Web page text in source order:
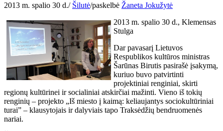
2013 m. spalio 30 d./ Šilutė/paskelbė Žaneta Jokužytė
2013 m. spalio 30 d., Klemensas
Stulga
Dar pavasarį Lietuvos
Respublikos kultūros ministras
Šarūnas Birutis pasirašė įsakymą,
kuriuo buvo patvirtinti
projektiniai renginiai, skirti
regionų kultūrinei ir socialiniai atskirčiai mažinti. Vieno iš tokių
renginių – projekto „Iš miesto į kaimą: keliaujantys sociokultūriniai
turai” – klausytojais ir dalyviais tapo Traksėdžių bendruomenės
nariai.